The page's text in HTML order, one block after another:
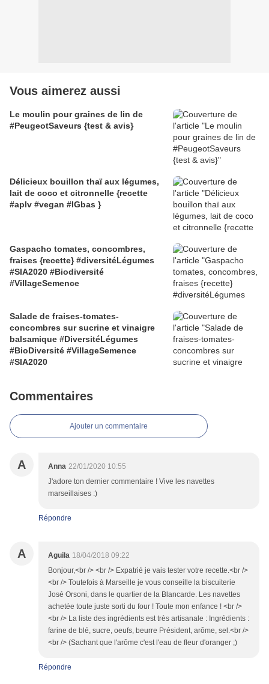
Vous aimerez aussi
Le moulin pour graines de lin de
#PeugeotSaveurs {test & avis}
Délicieux bouillon thaï aux légumes,
lait de coco et citronnelle {recette
#aplv #vegan #IGbas }
Gaspacho tomates, concombres,
fraises {recette} #diversitéLégumes
#SIA2020 #Biodiversité
#VillageSemence
Salade de fraises-tomates-
concombres sur sucrine et vinaigre
balsamique #DiversitéLégumes
#BioDiversité #VillageSemence
#SIA2020
Commentaires
Ajouter un commentaire
A Anna 22/01/2020 10:55
J'adore ton dernier commentaire ! Vive les navettes
marseillaises :)
Répondre
A Aguila 18/04/2018 09:22
Bonjour,<br /> <br /> Expatrié je vais tester votre recette.<br />
<br /> Toutefois à Marseille je vous conseille la biscuiterie
José Orsoni, dans le quartier de la Blancarde. Les navettes
achetée toute juste sorti du four ! Toute mon enfance ! <br />
<br /> La liste des ingrédients est très artisanale : Ingrédients :
farine de blé, sucre, oeufs, beurre Président, arôme, sel.<br />
<br /> (Sachant que l'arôme c'est l'eau de fleur d'oranger ;)
Répondre